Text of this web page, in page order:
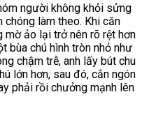
người không khỏi sửng
chóng làm theo. Khi căn
mờ ảo lại trở nên rõ rệt hơn
bùa chú hình tròn nhỏ như
chậm trễ, anh lấy bút chu
lớn hơn, sau đó, cắn ngón
phải rồi chưởng mạnh lên